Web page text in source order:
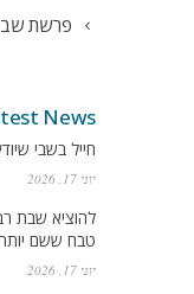
פרשת
News
חייל בשבי
יוני 17, 2026
להוציא שבת
טבח ששם
יוני 17, 2026